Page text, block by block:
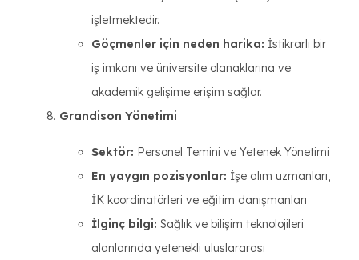
işletmektedir.
Göçmenler için neden harika: İstikrarlı bir
iş imkanı ve üniversite olanaklarına ve
akademik gelişime erişim sağlar.
Grandison Yönetimi
Sektör: Personel Temini ve Yetenek Yönetimi
En yaygın pozisyonlar: İşe alım uzmanları,
İK koordinatörleri ve eğitim danışmanları
İlginç bilgi: Sağlık ve bilişim teknolojileri
alanlarında yetenekli uluslararası